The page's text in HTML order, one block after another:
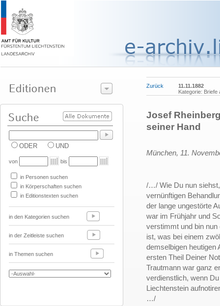
ODER UND
von bis
in Personen suchen
in Körperschaften suchen
in Editionstexten suchen
in den Kategorien suchen
in der Zeitleiste suchen
in Themen suchen
Zurück
11.11.1882
Kategorie: Briefe
Josef
seiner Hand
München, 11.
/…/ Wie Du nun
vernünftigen
der lange ungestörte
war im Frühjahr und
verstimmt und bin
ist, was bei einem
demselbigen heutigen
ersten Theil Deiner
Trautmann war ganz
verdienstlich, wenn
Liechtenstein
…/